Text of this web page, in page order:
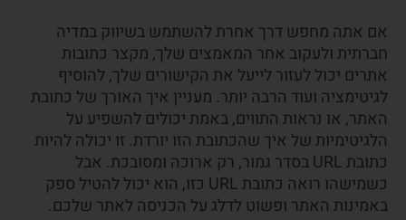
אם אתה מחפש דרך אחרת להשתמש בשיווק במדיה
חברתית ולעקוב אחר המאמצים שלך, מקצר כתובות
אתרים יכול לעזור לייעל את הקישורים שלך, להוסיף
לגיטימציה ועוד הרבה יותר. מעניין איך האורך של כתובת
האתר, או נראות התווים, באמת יכולים להשפיע על
הלגיטימיות של איך שהכתובת הזו יורדת. זו יכולה להיות
כתובת URL בסדר גמור, רק ארוכה ומסובכת. אבל
כשמישהו רואה כתובת URL כזו, הוא יכול להטיל ספק
באמינות האתר ופשוט לדלג על הכניסה לאתר שלכם.